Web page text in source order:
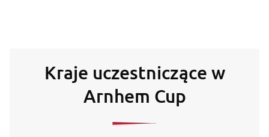
Kraje uczestniczące w
Arnhem Cup